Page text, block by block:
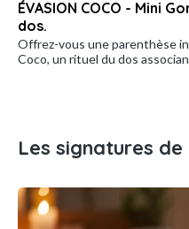
ÉVASION COCO - Mini
dos.
Offrez-vous une parenthèse
Coco, un rituel du dos
Les signatures